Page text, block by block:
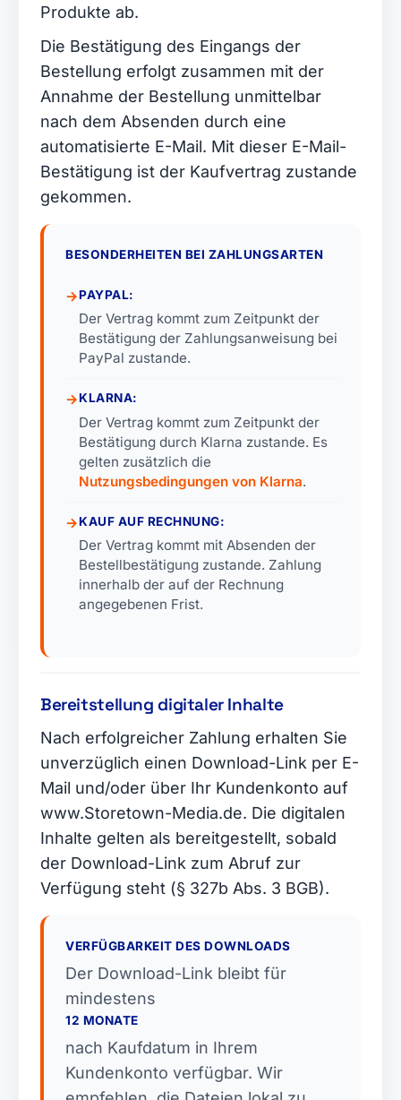
Produkte ab.
Die Bestätigung des Eingangs der
Bestellung erfolgt zusammen mit der
Annahme der Bestellung unmittelbar
nach dem Absenden durch eine
automatisierte E-Mail. Mit dieser E-Mail-
Bestätigung ist der Kaufvertrag zustande
gekommen.
BESONDERHEITEN BEI ZAHLUNGSARTEN
→PAYPAL:
Der Vertrag kommt zum Zeitpunkt der
Bestätigung der Zahlungsanweisung bei
PayPal zustande.
→KLARNA:
Der Vertrag kommt zum Zeitpunkt der
Bestätigung durch Klarna zustande. Es
gelten zusätzlich die
Nutzungsbedingungen von Klarna.
→KAUF AUF RECHNUNG:
Der Vertrag kommt mit Absenden der
Bestellbestätigung zustande. Zahlung
innerhalb der auf der Rechnung
angegebenen Frist.
Bereitstellung digitaler Inhalte
Nach erfolgreicher Zahlung erhalten Sie
unverzüglich einen Download-Link per E-
Mail und/oder über Ihr Kundenkonto auf
www.Storetown-Media.de. Die digitalen
Inhalte gelten als bereitgestellt, sobald
der Download-Link zum Abruf zur
Verfügung steht (§ 327b Abs. 3 BGB).
VERFÜGBARKEIT DES DOWNLOADS
Der Download-Link bleibt für
mindestens
12 MONATE
nach Kaufdatum in Ihrem
Kundenkonto verfügbar. Wir